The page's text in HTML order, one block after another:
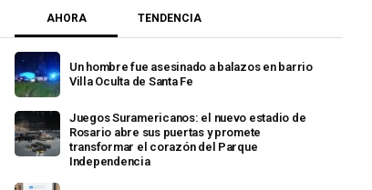
AHORA TENDENCIA
Un hombre fue asesinado a balazos en barrio
Villa Oculta de Santa Fe
Juegos Suramericanos: el nuevo estadio de
Rosario abre sus puertas y promete
transformar el corazón del Parque
Independencia